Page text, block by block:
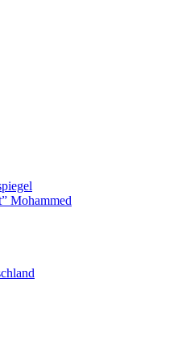
Mohammed